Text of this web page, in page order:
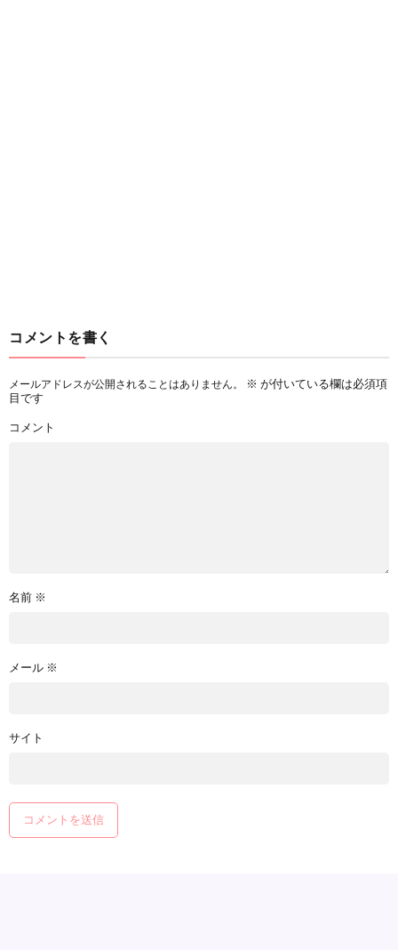
コメントを書く
メールアドレスが公開されることはありません。 ※ が付いている欄は必須項
目です
コメント
名前 ※
メール ※
サイト